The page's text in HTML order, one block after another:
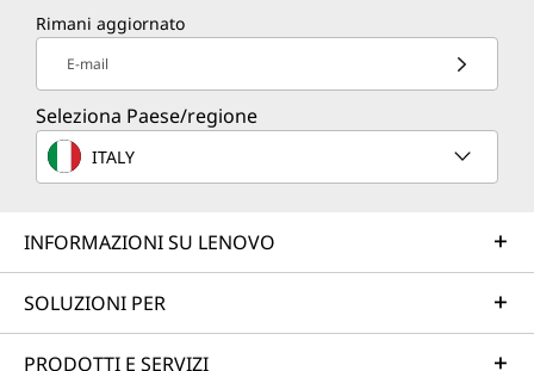
Rimani aggiornato
E-mail
Seleziona Paese/regione
ITALY
INFORMAZIONI SU LENOVO
SOLUZIONI PER
PRODOTTI E SERVIZI